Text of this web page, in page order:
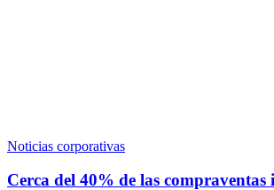
Noticias corporativas
Cerca del 40% de las compraventas